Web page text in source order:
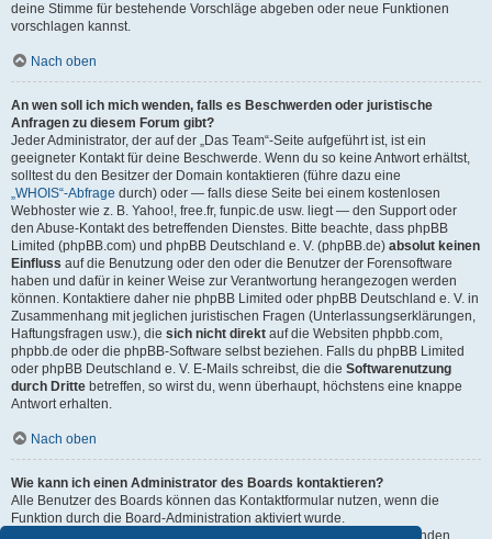
deine Stimme für bestehende Vorschläge abgeben oder neue Funktionen
vorschlagen kannst.
Nach oben
An wen soll ich mich wenden, falls es Beschwerden oder juristische
Anfragen zu diesem Forum gibt?
Jeder Administrator, der auf der „Das Team“-Seite aufgeführt ist, ist ein
geeigneter Kontakt für deine Beschwerde. Wenn du so keine Antwort erhältst,
solltest du den Besitzer der Domain kontaktieren (führe dazu eine
„WHOIS“-Abfrage durch) oder — falls diese Seite bei einem kostenlosen
Webhoster wie z. B. Yahoo!, free.fr, funpic.de usw. liegt — den Support oder
den Abuse-Kontakt des betreffenden Dienstes. Bitte beachte, dass phpBB
Limited (phpBB.com) und phpBB Deutschland e. V. (phpBB.de) absolut keinen
Einfluss auf die Benutzung oder den oder die Benutzer der Forensoftware
haben und dafür in keiner Weise zur Verantwortung herangezogen werden
können. Kontaktiere daher nie phpBB Limited oder phpBB Deutschland e. V. in
Zusammenhang mit jeglichen juristischen Fragen (Unterlassungserklärungen,
Haftungsfragen usw.), die sich nicht direkt auf die Websiten phpbb.com,
phpbb.de oder die phpBB-Software selbst beziehen. Falls du phpBB Limited
oder phpBB Deutschland e. V. E-Mails schreibst, die die Softwarenutzung
durch Dritte betreffen, so wirst du, wenn überhaupt, höchstens eine knappe
Antwort erhalten.
Nach oben
Wie kann ich einen Administrator des Boards kontaktieren?
Alle Benutzer des Boards können das Kontaktformular nutzen, wenn die
Funktion durch die Board-Administration aktiviert wurde.
Mitglieder des Boards können zusätzlich den Link „Das Team“ verwenden.